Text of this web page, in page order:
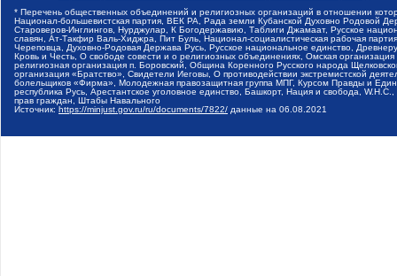
* Перечень общественных объединений и религиозных организаций в отношении
Национал-большевистская партия, ВЕК РА, Рада земли Кубанской Духовно Родовой
Староверов-Инглингов, Нурджулар, К Богодержавию, Таблиги Джамаат, Русское
славян, Ат-Такфир Валь-Хиджра, Пит Буль, Национал-социалистическая рабочая
Череповца, Духовно-Родовая Держава Русь, Русское национальное единство,
Кровь и Честь, О свободе совести и о религиозных объединениях, Омская
религиозная организация п. Боровский, Община Коренного Русского народа
организация «Братство», Свидетели Иеговы, О противодействии экстремистской
болельщиков «Фирма», Молодежная правозащитная группа МПГ, Курсом Правды и
республика Русь, Арестантское уголовное единство, Башкорт, Нация и свобода,
прав граждан, Штабы Навального
Источник: https://minjust.gov.ru/ru/documents/7822/ данные на 06.08.2021